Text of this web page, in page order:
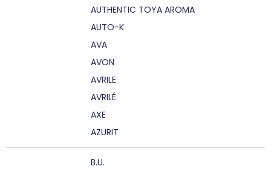
AUTHENTIC TOYA AROMA
AUTO-K
AVA
AVON
AVRILE
AVRILÉ
AXE
AZURIT
B.U.